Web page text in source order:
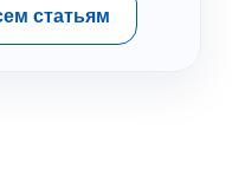
статьям